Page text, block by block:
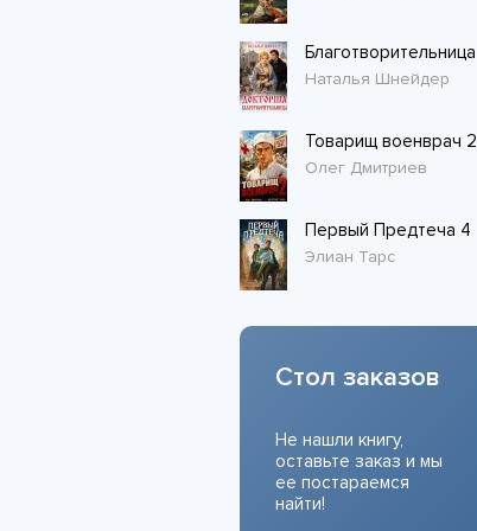
Благотворительница
Наталья Шнейдер
Товарищ военврач 2
Олег Дмитриев
Первый Предтеча 4
Элиан Тарс
Стол заказов
Не нашли книгу,
оставьте заказ и мы
ее постараемся
найти!